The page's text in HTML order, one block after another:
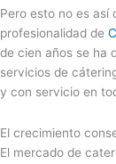
Pero esto no es así
profesionalidad de
de cien años se ha
servicios de
y con servicio en
El crecimiento
El mercado de